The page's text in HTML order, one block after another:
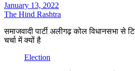
January 13, 2022
The Hind Rashtra
समाजवादी पार्टी अलीगढ़ कोल विधानसभा से
चर्चा में क्यों है
Election